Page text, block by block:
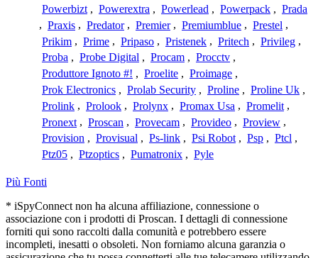
Powerbizt , Powerextra , Powerlead , Powerpack , Prada
, Praxis , Predator , Premier , Premiumblue , Prestel ,
Prikim , Prime , Pripaso , Pristenek , Pritech , Privileg ,
Proba , Probe Digital , Procam , Procctv ,
Produttore Ignoto #! , Proelite , Proimage ,
Prok Electronics , Prolab Security , Proline , Proline Uk ,
Prolink , Prolook , Prolynx , Promax Usa , Promelit ,
Pronext , Proscan , Provecam , Provideo , Proview ,
Provision , Provisual , Ps-link , Psi Robot , Psp , Ptcl ,
Ptz05 , Ptzoptics , Pumatronix , Pyle
Più Fonti
* iSpyConnect non ha alcuna affiliazione, connessione o
associazione con i prodotti di Proscan. I dettagli di connessione
forniti qui sono raccolti dalla comunità e potrebbero essere
incompleti, inesatti o obsoleti. Non forniamo alcuna garanzia o